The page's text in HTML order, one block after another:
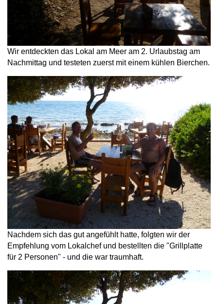
Wir entdeckten das Lokal am Meer am 2. Urlaubstag am
Nachmittag und testeten zuerst mit einem kühlen Bierchen.
Nachdem sich das gut angefühlt hatte, folgten wir der
Empfehlung vom Lokalchef und bestellten die "Grillplatte
für 2 Personen" - und die war traumhaft.